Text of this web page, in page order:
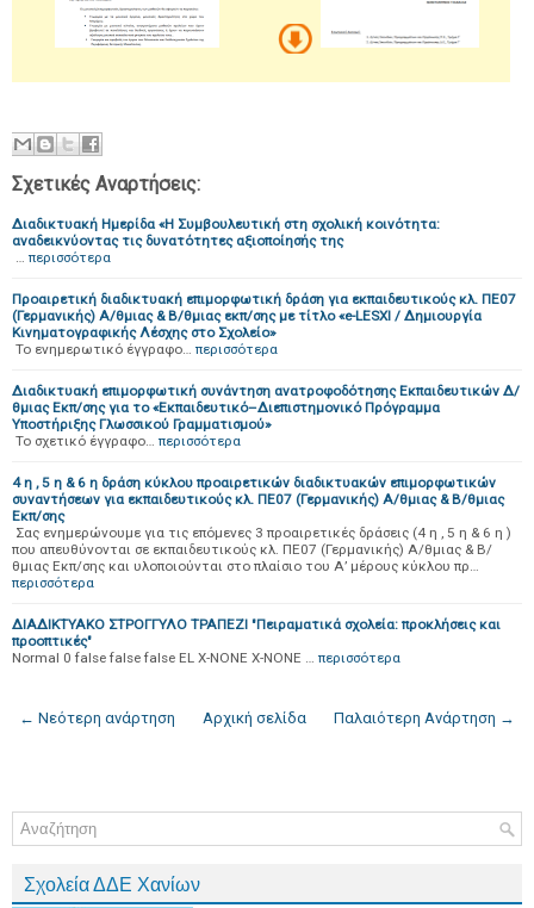
Σχετικές Αναρτήσεις:
Διαδικτυακή Ημερίδα «Η Συμβουλευτική στη σχολική κοινότητα:
αναδεικνύοντας τις δυνατότητες αξιοποίησής της
… περισσότερα
Προαιρετική διαδικτυακή επιμορφωτική δράση για εκπαιδευτικούς κλ. ΠΕ07
(Γερμανικής) Α/θμιας & Β/θμιας εκπ/σης με τίτλο «e-LESXI / Δημιουργία
Κινηματογραφικής Λέσχης στο Σχολείο»
Το ενημερωτικό έγγραφο… περισσότερα
Διαδικτυακή επιμορφωτική συνάντηση ανατροφοδότησης Εκπαιδευτικών Δ/
θμιας Εκπ/σης για το «Εκπαιδευτικό–Διεπιστημονικό Πρόγραμμα
Υποστήριξης Γλωσσικού Γραμματισμού»
Το σχετικό έγγραφο… περισσότερα
4 η , 5 η & 6 η δράση κύκλου προαιρετικών διαδικτυακών επιμορφωτικών
συναντήσεων για εκπαιδευτικούς κλ. ΠΕ07 (Γερμανικής) Α/θμιας & Β/θμιας
Εκπ/σης
Σας ενημερώνουμε για τις επόμενες 3 προαιρετικές δράσεις (4 η , 5 η & 6 η )
που απευθύνονται σε εκπαιδευτικούς κλ. ΠΕ07 (Γερμανικής) Α/θμιας & Β/
θμιας Εκπ/σης και υλοποιούνται στο πλαίσιο του Α’ μέρους κύκλου πρ…
περισσότερα
ΔΙΑΔΙΚΤΥΑΚΟ ΣΤΡΟΓΓΥΛΟ ΤΡΑΠΕΖΙ "Πειραματικά σχολεία: προκλήσεις και
προοπτικές"
Normal 0 false false false EL X-NONE X-NONE … περισσότερα
← Νεότερη ανάρτηση Παλαιότερη Ανάρτηση →
Αρχική σελίδα
Σχολεία ΔΔΕ Χανίων